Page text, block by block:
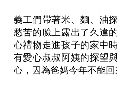
義工們帶著米、麵、油
愁苦的臉上露出了久違
心禮物走進孩子的家中
有愛心叔叔阿姨的探望
心，因為爸媽今年不能